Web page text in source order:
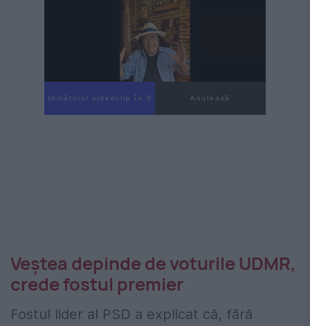
Următorul videoclip în 4 Anulează
Veștea depinde de voturile UDMR,
crede fostul premier
Fostul lider al PSD a explicat că, fără